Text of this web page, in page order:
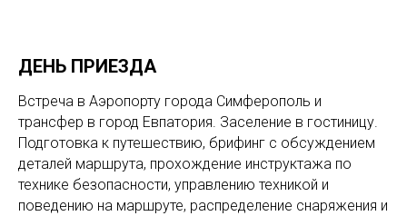
ДЕНЬ ПРИЕЗДА
Встреча в Аэропорту города Симферополь и
трансфер в город Евпатория. Заселение в гостиницу.
Подготовка к путешествию, брифинг с обсуждением
деталей маршрута, прохождение инструктажа по
технике безопасности, управлению техникой и
поведению на маршруте, распределение снаряжения и